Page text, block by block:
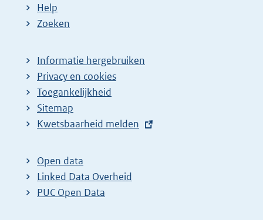
Help
Zoeken
Informatie hergebruiken
Privacy en cookies
Toegankelijkheid
Sitemap
E
t
e
r
Kwetsbaarheid melden
Open data
Linked Data Overheid
PUC Open Data